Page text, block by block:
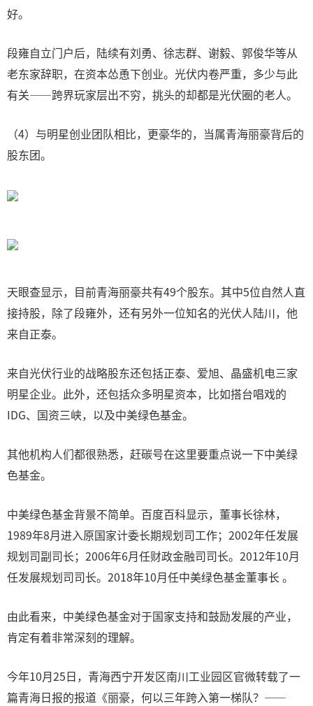
好。
段雍自立门户后，陆续有刘勇、徐志群、谢毅、郭俊华等从
老东家辞职，在资本怂恿下创业。光伏内卷严重，多少与此
有关——跨界玩家层出不穷，挑头的却都是光伏圈的老人。
（4）与明星创业团队相比，更豪华的，当属青海丽豪背后的
股东团。
天眼查显示，目前青海丽豪共有49个股东。其中5位自然人直
接持股，除了段雍外，还有另外一位知名的光伏人陆川，他
来自正泰。
来自光伏行业的战略股东还包括正泰、爱旭、晶盛机电三家
明星企业。此外，还包括众多明星资本，比如搭台唱戏的
IDG、国资三峡，以及中美绿色基金。
其他机构人们都很熟悉，赶碳号在这里要重点说一下中美绿
色基金。
中美绿色基金背景不简单。百度百科显示，董事长徐林，
1989年8月进入原国家计委长期规划司工作；2002年任发展
规划司副司长；2006年6月任财政金融司司长。2012年10月
任发展规划司司长。2018年10月任中美绿色基金董事长 。
由此看来，中美绿色基金对于国家支持和鼓励发展的产业，
肯定有着非常深刻的理解。
今年10月25日，青海西宁开发区南川工业园区官微转载了一
篇青海日报的报道《丽豪，何以三年跨入第一梯队？——